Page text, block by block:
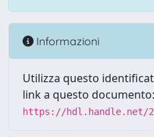
Informazioni
Utilizza questo
link a questo documento:
https://hdl.handle.net/